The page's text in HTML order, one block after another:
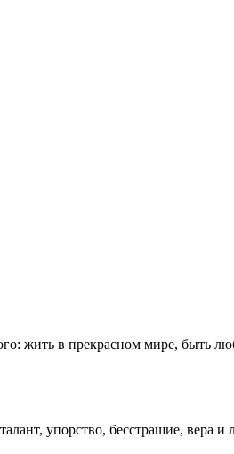
жить в прекрасном мире,
упорство, бесстрашие, вера